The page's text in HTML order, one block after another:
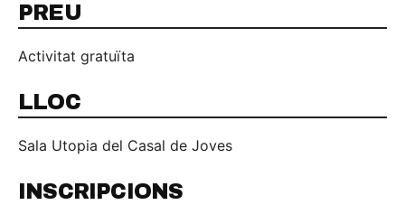
PREU
Activitat gratuïta
LLOC
Sala Utopia del Casal de Joves
INSCRIPCIONS